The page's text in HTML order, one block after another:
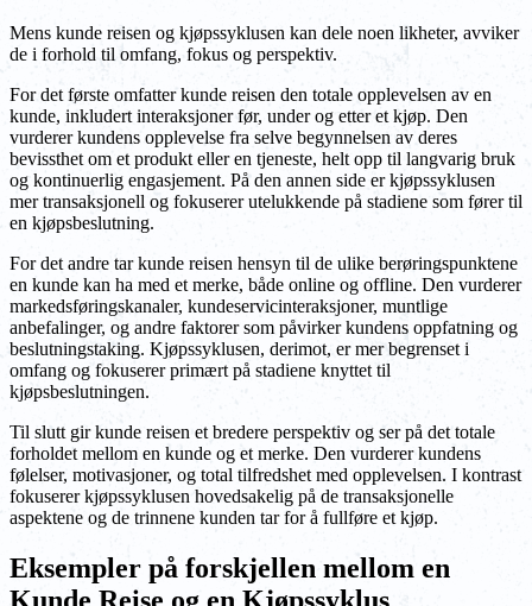
Mens kunde reisen og kjøpssyklusen kan dele noen likheter, avviker
de i forhold til omfang, fokus og perspektiv.
For det første omfatter kunde reisen den totale opplevelsen av en
kunde, inkludert interaksjoner før, under og etter et kjøp. Den
vurderer kundens opplevelse fra selve begynnelsen av deres
bevissthet om et produkt eller en tjeneste, helt opp til langvarig bruk
og kontinuerlig engasjement. På den annen side er kjøpssyklusen
mer transaksjonell og fokuserer utelukkende på stadiene som fører til
en kjøpsbeslutning.
For det andre tar kunde reisen hensyn til de ulike berøringspunktene
en kunde kan ha med et merke, både online og offline. Den vurderer
markedsføringskanaler, kundeservicinteraksjoner, muntlige
anbefalinger, og andre faktorer som påvirker kundens oppfatning og
beslutningstaking. Kjøpssyklusen, derimot, er mer begrenset i
omfang og fokuserer primært på stadiene knyttet til
kjøpsbeslutningen.
Til slutt gir kunde reisen et bredere perspektiv og ser på det totale
forholdet mellom en kunde og et merke. Den vurderer kundens
følelser, motivasjoner, og total tilfredshet med opplevelsen. I kontrast
fokuserer kjøpssyklusen hovedsakelig på de transaksjonelle
aspektene og de trinnene kunden tar for å fullføre et kjøp.
Eksempler på forskjellen mellom en